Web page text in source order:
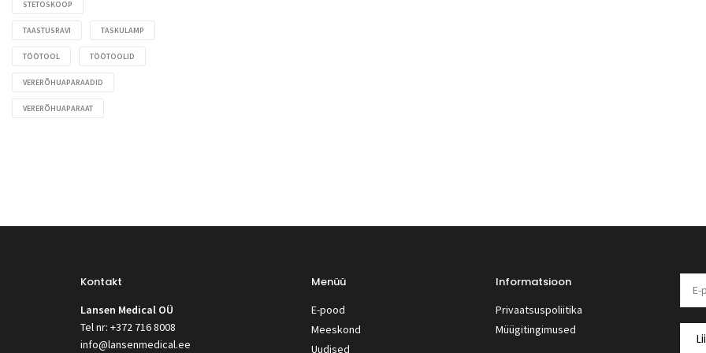
STETOSKOOP
TAASTUSRAVI TASKULAMP
TÖÖTOOL TÖÖTOOLID
VERERÕHUAPARAADID
VERERÕHUAPARAAT
Kontakt
Lansen Medical OÜ
Tel nr: +372 716 8008
info@lansenmedical.ee
Menüü
E-pood
Meeskond
Uudised
Informatsioon
Privaatsuspoliitika
Müügitingimused